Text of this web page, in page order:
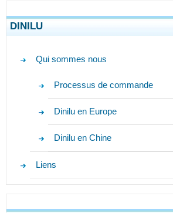
DINILU
Qui sommes nous
Processus de commande
Dinilu en Europe
Dinilu en Chine
Liens